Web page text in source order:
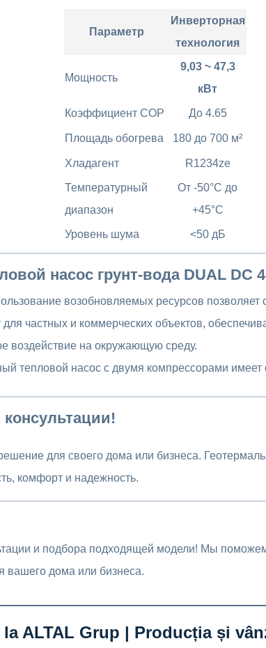
Параметр
Инверторная
технология
Мощность
9,03 ~ 47,3
кВт
Коэффициент COP До 4.65
Площадь обогрева 180 до 700 м²
Хладагент R1234ze
Температурный
диапазон
От -50°C до
+45°C
Уровень шума <50 дБ
насос грунт-вода DUAL DC
возобновляемых ресурсов позволяет
для частных и коммерческих объектов,
воздействие на окружающую среду.
тепловой насос с двумя компрессорами
для своего дома или бизнеса.
комфорт и надежность.
и подбора подходящей модели! Мы
вашего дома или бизнеса.
ALTAL Grup | Producția și